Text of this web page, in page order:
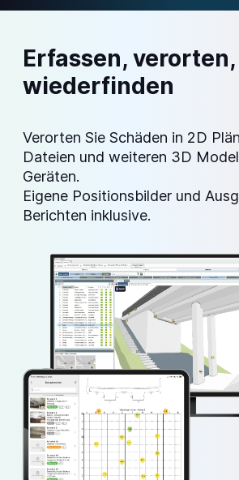
Erfassen, verorten,
wiederfinden
Verorten Sie Schäden in 2D
Dateien und weiteren 3D
Geräten.
Eigene Positionsbilder und
Berichten inklusive.